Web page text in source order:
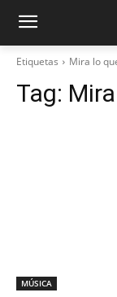
Etiquetas Mira lo
Tag:
MÚSICA